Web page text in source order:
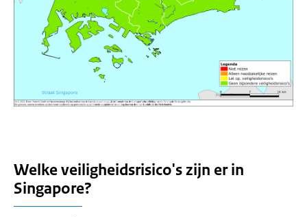
Welke veiligheidsrisico's zijn er in
Singapore?